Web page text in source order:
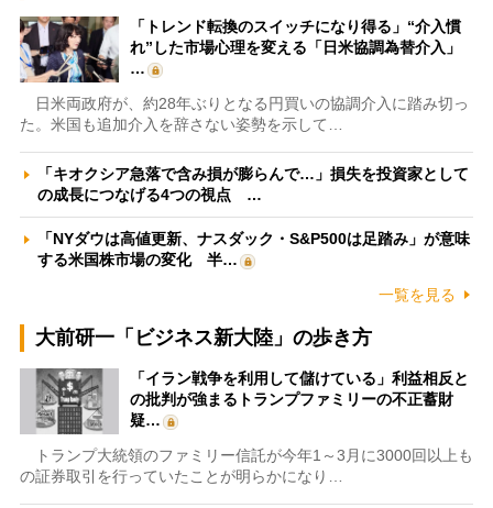
「トレンド転換のスイッチになり得る」“介入慣
れ”した市場心理を変える「日米協調為替介入」
…
日米両政府が、約28年ぶりとなる円買いの協調介入に踏み切っ
た。米国も追加介入を辞さない姿勢を示して…
「キオクシア急落で含み損が膨らんで…」損失を投資家として
の成長につなげる4つの視点 …
「NYダウは高値更新、ナスダック・S&P500は足踏み」が意味
する米国株市場の変化 半…
一覧を見る
大前研一「ビジネス新大陸」の歩き方
「イラン戦争を利用して儲けている」利益相反と
の批判が強まるトランプファミリーの不正蓄財
疑…
トランプ大統領のファミリー信託が今年1～3月に3000回以上も
の証券取引を行っていたことが明らかになり…